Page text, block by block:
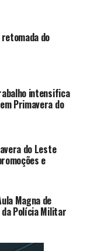
havia sido
tabletes de
“150”.
ainda que o
de Habilitação
licenciamento
conduzidos à
da Polícia
precisar se
do
intensifica
Primavera do
do Leste
e
Magna de
da Polícia Militar